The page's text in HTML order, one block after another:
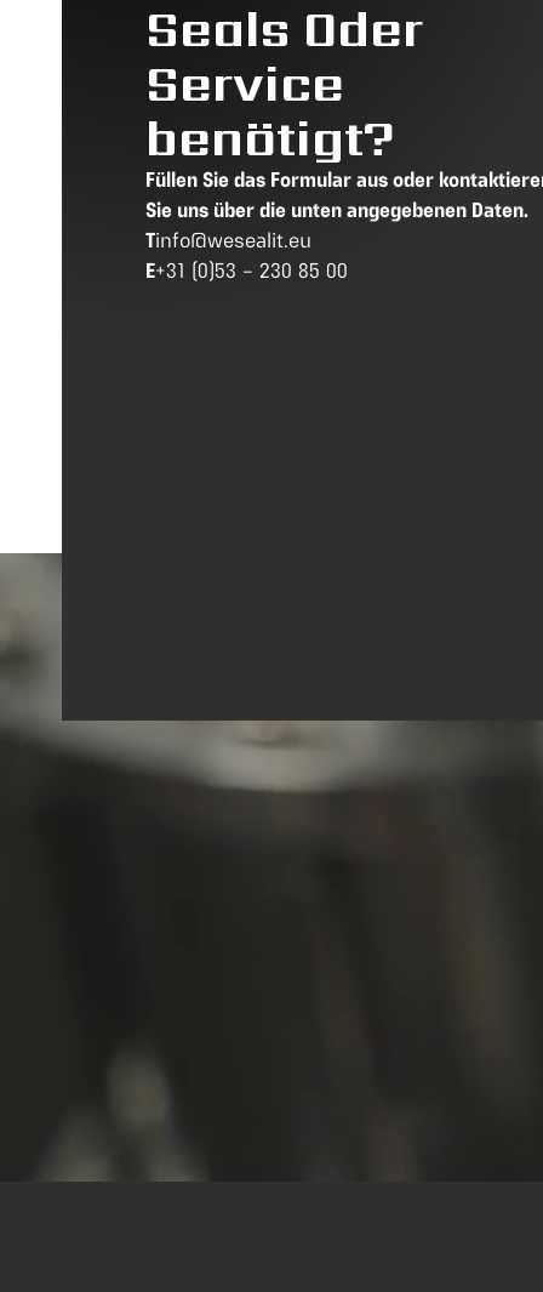
Seals Oder
Service
benötigt?
Füllen Sie das Formular aus oder
Sie uns über die unten angegebenen Daten.
Tinfo@wesealit.eu
E+31 (0)53 – 230 85 00